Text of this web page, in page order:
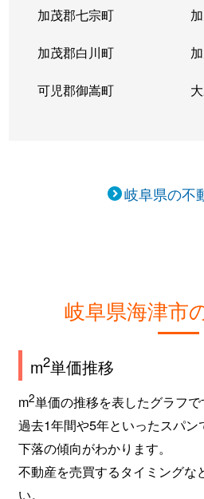
加茂郡七宗町
加茂郡白川町
可児郡御嵩町
岐阜県の不
岐阜県海津市
m2単価推移
m2単価の推移を表したグラフで
過去1年間や5年といったスパン
下落の傾向がわかります。
不動産を売買するタイミングな
い。